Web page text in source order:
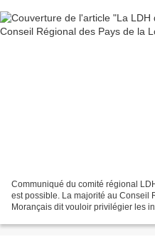
Communiqué du comité régional
est possible. La majorité au Conseil
Morançais dit vouloir privilégier les